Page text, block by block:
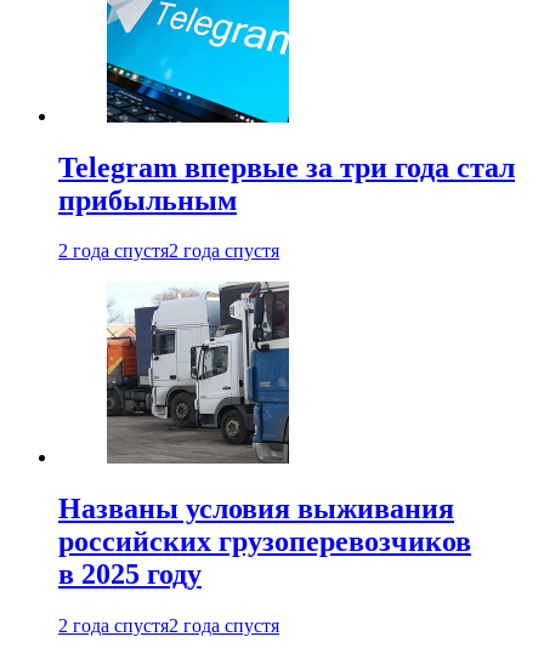
Telegram впервые за три года стал
прибыльным
2 года спустя2 года спустя
Названы условия выживания
российских грузоперевозчиков
в 2025 году
2 года спустя2 года спустя